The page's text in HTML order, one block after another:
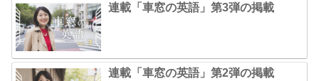
連載「車窓の英語」第3弾の掲載
連載「車窓の英語」第2弾の掲載